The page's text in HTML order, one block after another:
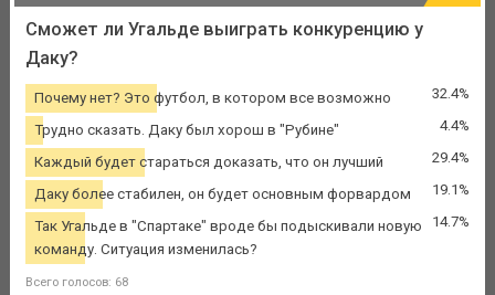
Сможет ли Угальде выиграть конкуренцию у
Даку?
Почему нет? Это футбол, в котором все возможно 32.4%
Трудно сказать. Даку был хорош в "Рубине" 4.4%
Каждый будет стараться доказать, что он лучший 29.4%
Даку более стабилен, он будет основным форвардом 19.1%
Так Угальде в "Спартаке" вроде бы подыскивали новую
команду. Ситуация изменилась?
14.7%
Всего голосов: 68